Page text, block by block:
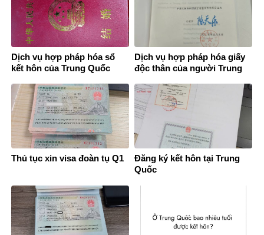
Dịch vụ hợp pháp hóa sổ
kết hôn của Trung Quốc
Dịch vụ hợp pháp hóa giấy
độc thân của người Trung
Thủ tục xin visa đoàn tụ Q1
Đăng ký kết hôn tại Trung
Quốc